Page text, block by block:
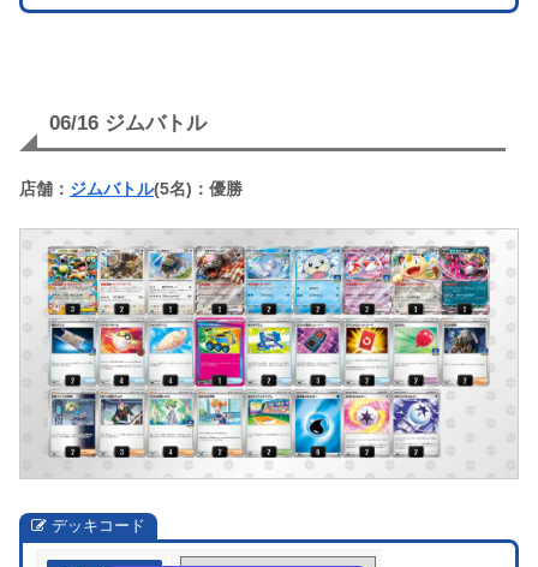
06/16 ジムバトル
店舗： ジムバトル(5名)：優勝
デッキコード